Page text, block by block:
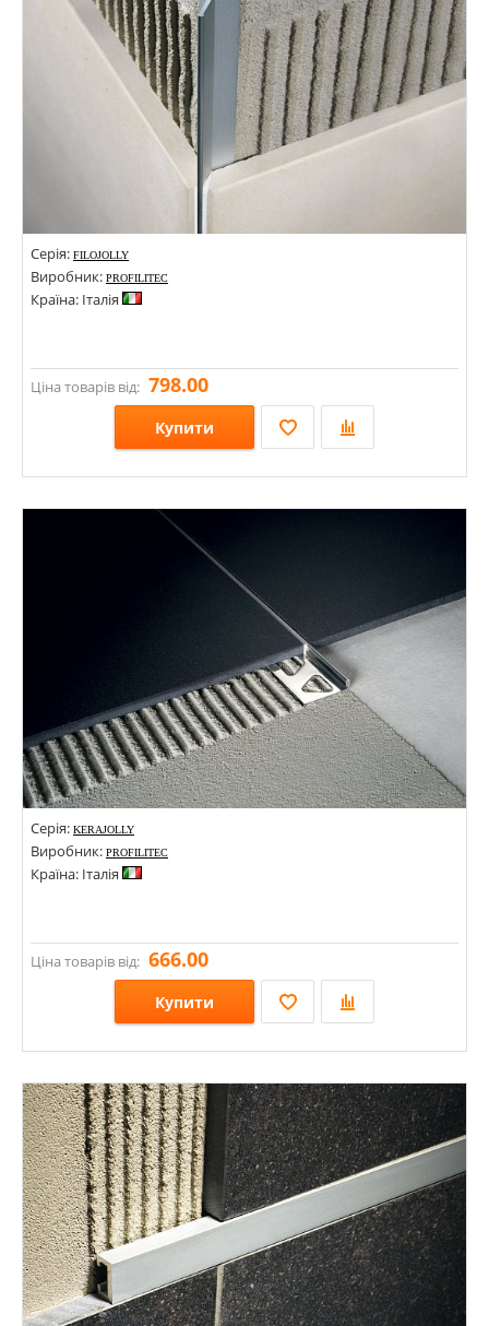
Серія: FILOJOLLY
Виробник: PROFILITEC
Країна: Італія
Ціна товарів від: 798.00
Купити
Розміри: 4,4х2700; 6х2700; 12,5х2700; 10х2700;
Стилі:
Серія: KERAJOLLY
Виробник: PROFILITEC
Країна: Італія
Ціна товарів від: 666.00
Купити
Розміри: 10х2700;
Стилі:
Кольори: